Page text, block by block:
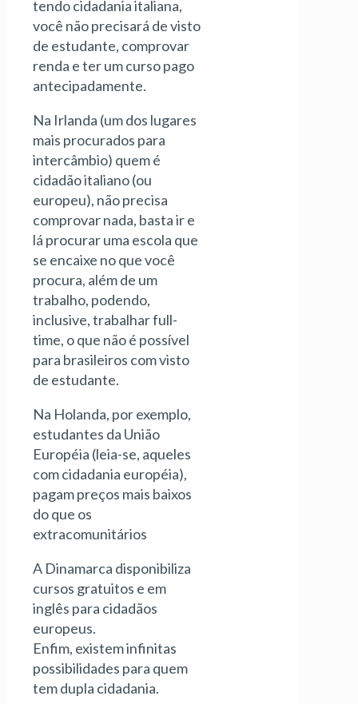
tendo cidadania italiana,
você não precisará de visto
de estudante, comprovar
renda e ter um curso pago
antecipadamente.
Na Irlanda (um dos lugares
mais procurados para
intercâmbio) quem é
cidadão italiano (ou
europeu), não precisa
comprovar nada, basta ir e
lá procurar uma escola que
se encaixe no que você
procura, além de um
trabalho, podendo,
inclusive, trabalhar full-
time, o que não é possível
para brasileiros com visto
de estudante.
Na Holanda, por exemplo,
estudantes da União
Européia (leia-se, aqueles
com cidadania européia),
pagam preços mais baixos
do que os
extracomunitários
A Dinamarca disponibiliza
cursos gratuitos e em
inglês para cidadãos
europeus.
Enfim, existem infinitas
possibilidades para quem
tem dupla cidadania.